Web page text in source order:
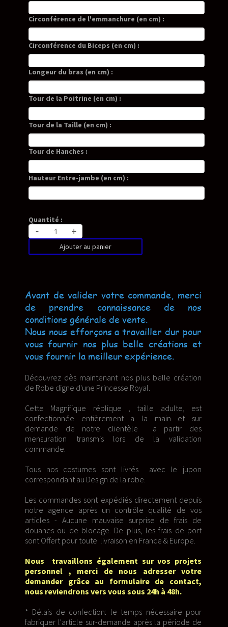
Circonférence de l'emmanchure (en cm) :
Circonférence du Biceps (en cm) :
Longeur du bras (en cm) :
Tour de la Poitrine (en cm) :
Tour de la Taille (en cm) :
Tour de Hanches :
Hauteur Entre-jambe (en cm) :
Quantité :
- +
Ajouter au panier
Avant de valider votre commande, merci
de prendre connaissance de nos
conditions générale de vente.
Nous nous efforçons a travailler dur pour
vous fournir nos plus belle créations et
vous fournir la meilleur expérience.
Découvrez dès maintenant nos plus belle création
de Robe digne d'une Princesse Royal.
Cette Magnifique réplique , taille adulte, est
confectionnée entièrement a la main et sur
demande de notre clientèle a partir des
mensuration transmis lors de la validation
commande.
Tous nos costumes sont livrés avec le jupon
correspondant au Design de la robe.
Les commandes sont expédiés directement depuis
notre agence après un contrôle qualité de vos
articles - Aucune mauvaise surprise de frais de
douanes ou de blocage. De plus, les frais de port
sont Offert pour toute livraison en France & Europe.
Nous travaillons également sur vos projets
personnel , merci de nous adresser votre
demander grâce au formulaire de contact,
nous reviendrons vers vous sous 24h à 48h.
* Délais de confection: le temps nécessaire pour
fabriquer l'article sur-demande après la période de